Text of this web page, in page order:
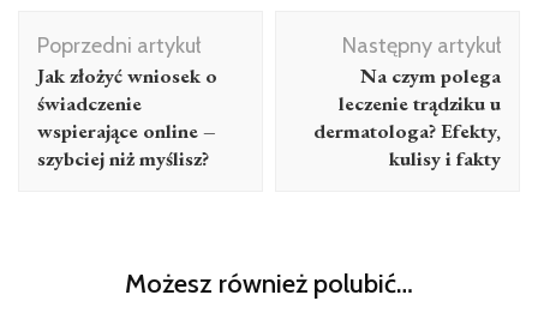
Nawigacja
wpisu
Poprzedni artykuł
Jak złożyć wniosek o
świadczenie
wspierające online –
szybciej niż myślisz?
Następny artykuł
Na czym polega
leczenie trądziku u
dermatologa? Efekty,
kulisy i fakty
Możesz również polubić…